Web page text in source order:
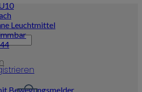
Leuchtmittel
Bewegungsmelder